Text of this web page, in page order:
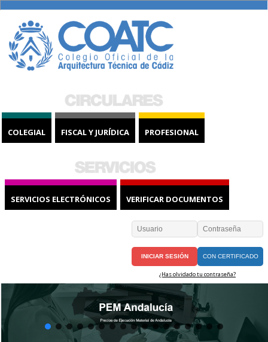
COLEGIAL FISCAL Y JURÍDICA PROFESIONAL
SERVICIOS ELECTRÓNICOS VERIFICAR DOCUMENTOS
CON CERTIFICADO
¿Has olvidado tu contraseña?